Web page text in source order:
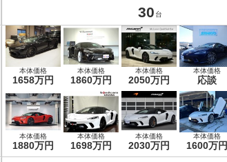
30 台
本体価格
1658万円
本体価格
1860万円
本体価格
2050万円
本体価格
応談
本体価格
1880万円
本体価格
1698万円
本体価格
2030万円
本体価格
1600万円